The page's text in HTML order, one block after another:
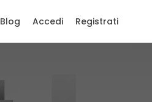
Blog Accedi Registrati